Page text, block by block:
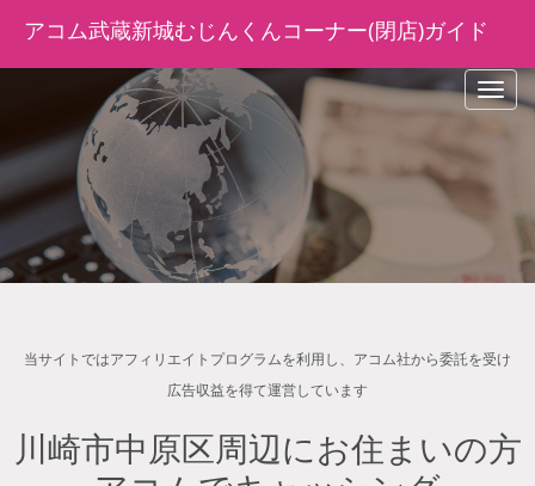
アコム武蔵新城むじんくんコーナー(閉店)ガイド
当サイトではアフィリエイトプログラムを利用し、アコム社から委託を受け
広告収益を得て運営しています
川崎市中原区周辺にお住まいの方